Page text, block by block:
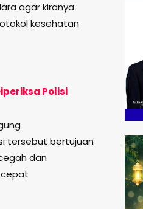
agar kiranya
kesehatan
Polisi
tersebut bertujuan
dan
cepat